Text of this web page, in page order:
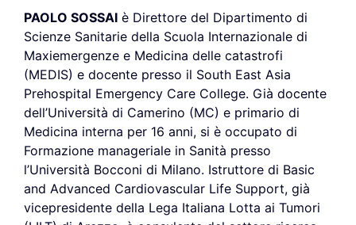
PAOLO SOSSAI è Direttore del Dipartimento di
Scienze Sanitarie della Scuola Internazionale di
Maxiemergenze e Medicina delle catastrofi
(MEDIS) e docente presso il South East Asia
Prehospital Emergency Care College. Già docente
dell’Università di Camerino (MC) e primario di
Medicina interna per 16 anni, si è occupato di
Formazione manageriale in Sanità presso
l’Università Bocconi di Milano. Istruttore di Basic
and Advanced Cardiovascular Life Support, già
vicepresidente della Lega Italiana Lotta ai Tumori